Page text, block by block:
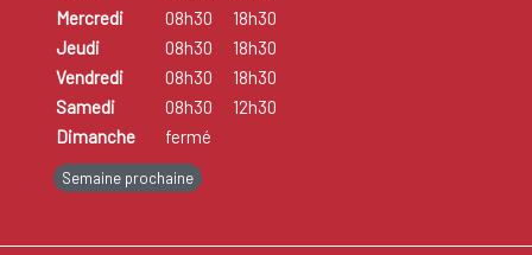
Mercredi
08h30
18h30
Jeudi
08h30
18h30
Vendredi
08h30
18h30
Samedi
08h30
12h30
Dimanche
fermé
Semaine prochaine